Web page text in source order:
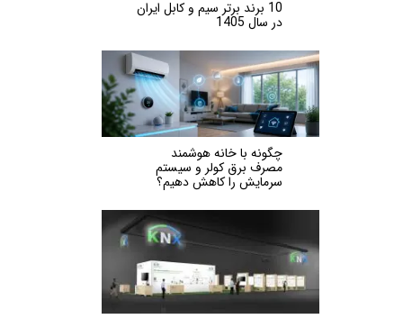
10 برند برتر سیم و کابل ایران
در سال 1405
چگونه با خانه هوشمند
مصرف برق کولر و سیستم
سرمایش را کاهش دهیم؟